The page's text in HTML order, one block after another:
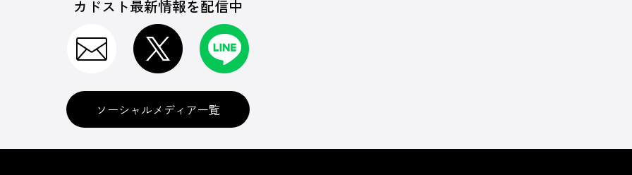
カドスト最新情報を配信中
ソーシャルメディア一覧